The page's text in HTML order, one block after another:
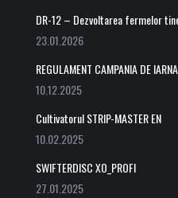
DR-12 – Dezvoltarea fermelor
23.01.2026
REGULAMENT CAMPANIA DE
10.12.2025
Cultivatorul STRIP-MASTER EN
10.02.2025
SWIFTERDISC XO_PROFI
27.01.2025